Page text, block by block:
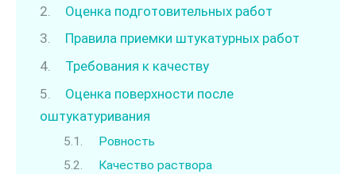
Оценка подготовительных работ
Правила приемки штукатурных работ
Требования к качеству
Оценка поверхности после
оштукатуривания
Ровность
Качество раствора